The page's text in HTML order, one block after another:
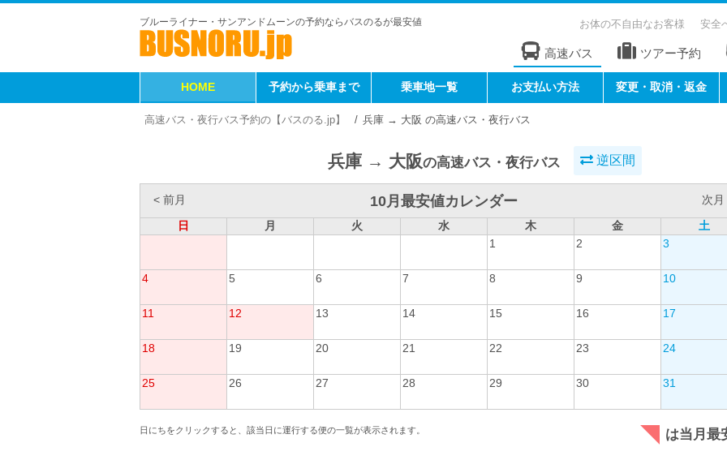
ブルーライナー・サンアンドムーンの予約ならバスのるが最安値 お体の不自由なお客様 安全
高速バス ツアー予約
HOME 予約から乗車まで 乗車地一覧 お支払い方法 変更・取消・返金
高速バス・夜行バス予約の【バスのる.jp】 兵庫 → 大阪 の高速バス・夜行バス
兵庫 → 大阪の高速バス・夜行バス 逆区間
< 前月 10月最安値カレンダー
次月
日
月 火 水 木 金
土
1
2 3
4 5 6 7 8 9 10
11 12 13 14 15 16 17
18 19 20 21 22 23 24
25 26 27 28 29 30 31
日にちをクリックすると、該当日に運行する便の一覧が表示されます。 は当月最